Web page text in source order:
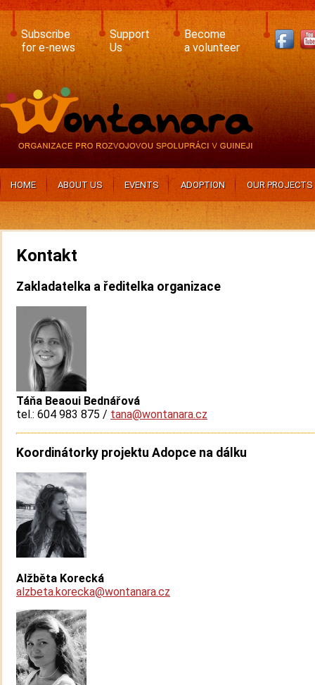
Skip
main
content
Subscribe
for e-news
Support
Us
Become
a volunteer
HOME ABOUT US EVENTS ADOPTION OUR PROJECTS
Kontakt
Zakladatelka a ředitelka organizace
Táňa Beaoui Bednářová
tel.: 604 983 875 / tana@wontanara.cz
Koordinátorky projektu Adopce na dálku
Alžběta Korecká
alzbeta.korecka@wontanara.cz